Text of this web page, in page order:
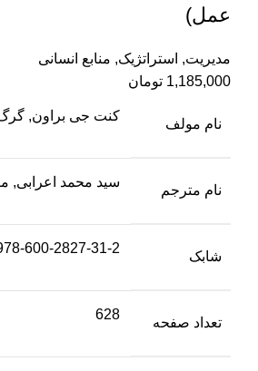
عمل)
مدیریت, استراتژیک, منابع انسانی
1,185,000 تومان
نام مولف
کنت جی براون,
نام مترجم
سید محمد اعرابی,
شابک
600-2827-31-2
تعداد صفحه
628